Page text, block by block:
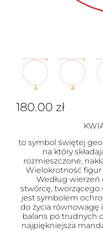
180.00 zł
to symbol świętej
na który
rozmieszczone,
Wielokrotność
Według wierzeń
stwórcę, tworzącego
jest symbolem
do życia równowagę
balans po trudnych
najpiękniejsza